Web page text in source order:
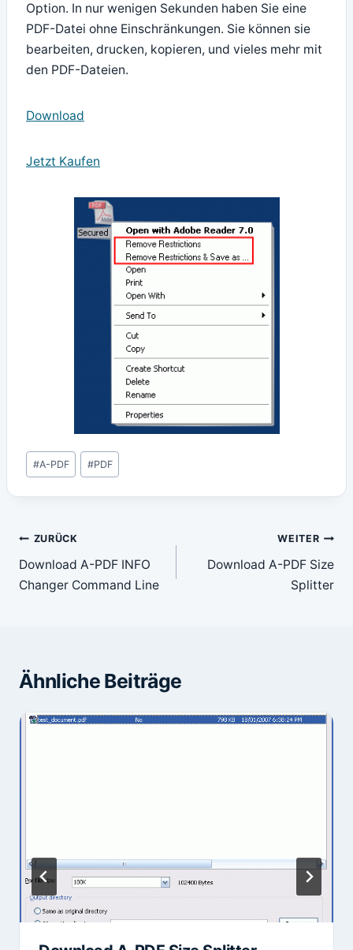
Option. In nur wenigen Sekunden haben Sie eine
PDF-Datei ohne Einschränkungen. Sie können sie
bearbeiten, drucken, kopieren, und vieles mehr mit
den PDF-Dateien.
Download
Jetzt Kaufen
Schlagworte:
#A-PDF #PDF
Beitragsnavigation
ZURÜCK
Download A-PDF INFO
Changer Command Line
WEITER
Download A-PDF Size
Splitter
Ähnliche Beiträge